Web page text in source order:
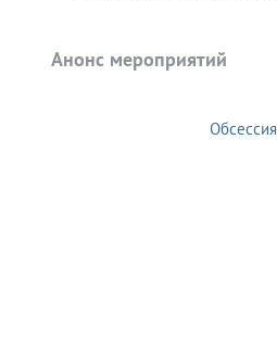
Анонс мероприятий
Обсессия